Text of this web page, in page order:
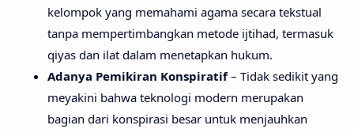
kelompok yang memahami agama secara tekstual
tanpa mempertimbangkan metode ijtihad, termasuk
qiyas dan ilat dalam menetapkan hukum.
Adanya Pemikiran Konspiratif– Tidak sedikit yang
meyakini bahwa teknologi modern merupakan
bagian dari konspirasi besar untuk menjauhkan